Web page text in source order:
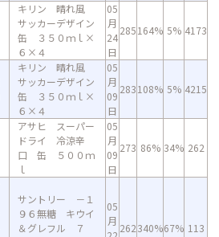
キリン 晴れ風
サッカーデザイン
缶 ３５０ｍｌ×
６×４
05
月
24
日
285164% 5% 4173
キリン 晴れ風
サッカーデザイン
缶 ３５０ｍｌ×
６×４
05
月
09
日
283108% 5% 4215
アサヒ スーパー
ドライ 冷涼辛
口 缶 ５００ｍ
ｌ
05
月
09
日
273 86% 34% 262
サントリー －１
９６無糖 キウイ
＆グレフル ７
05
月
262340%67% 113